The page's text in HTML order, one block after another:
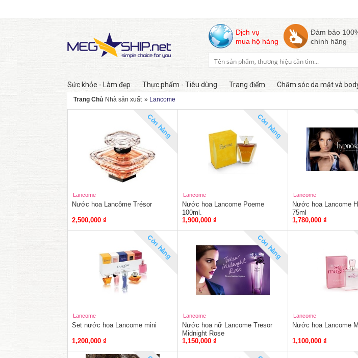
Dịch vụ
mua hộ hàng
Đảm bảo
chính hãng
Sức khỏe - Làm đẹp Thực phẩm - Tiêu dùng Trang điểm Chăm sóc da mặt và
Trang Chủ Nhà sản xuất » Lancome
Còn hàng
Lancome
Nước hoa Lancôme Trésor
2,500,000 ₫
Còn hàng
Lancome
Nước hoa Lancome Poeme
100ml.
1,900,000 ₫
Lancome
Nước hoa Lancome
75ml
1,780,000 ₫
Còn hàng
Lancome
Set nước hoa Lancome mini
1,200,000 ₫
Còn hàng
Lancome
Nước hoa nữ Lancome Tresor
Midnight Rose
1,150,000 ₫
Lancome
Nước hoa Lancome
1,100,000 ₫